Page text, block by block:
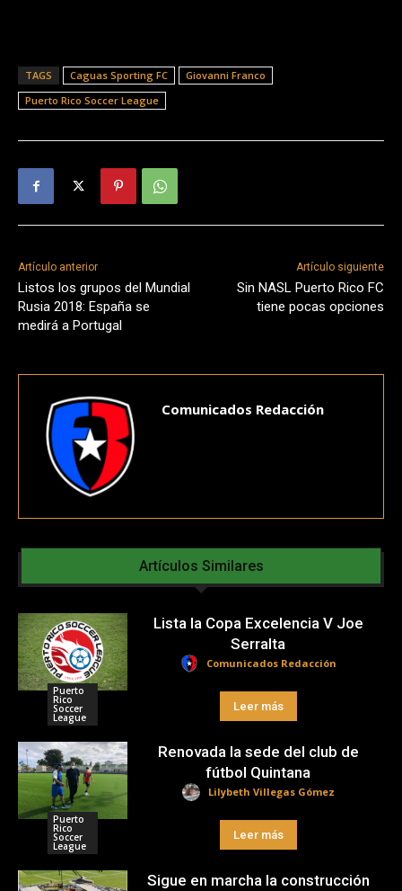
TAGS Caguas Sporting FC
Giovanni Franco
Puerto Rico Soccer League
Artículo anterior
Listos los grupos del Mundial
Rusia 2018: España se
medirá a Portugal
Artículo siguiente
Sin NASL Puerto Rico FC
tiene pocas opciones
Comunicados Redacción
Artículos Similares
Puerto
Rico
Soccer
League
Lista la Copa Excelencia V Joe
Serralta
Comunicados Redacción
Leer más
Puerto
Rico
Soccer
League
Renovada la sede del club de
fútbol Quintana
Lilybeth Villegas Gómez
Leer más
Sigue en marcha la construcción